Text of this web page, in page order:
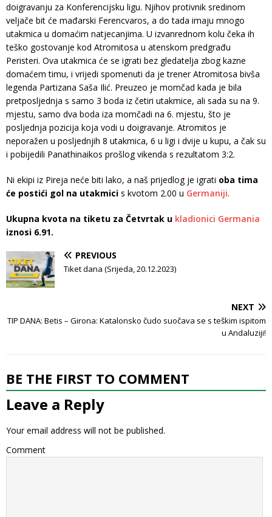
doigravanju za Konferencijsku ligu. Njihov protivnik sredinom
veljače bit će mađarski Ferencvaros, a do tada imaju mnogo
utakmica u domaćim natjecanjima. U izvanrednom kolu čeka ih
teško gostovanje kod Atromitosa u atenskom predgrađu
Peristeri. Ova utakmica će se igrati bez gledatelja zbog kazne
domaćem timu, i vrijedi spomenuti da je trener Atromitosa bivša
legenda Partizana Saša Ilić. Preuzeo je momčad kada je bila
pretposljednja s samo 3 boda iz četiri utakmice, ali sada su na 9.
mjestu, samo dva boda iza momčadi na 6. mjestu, što je
posljednja pozicija koja vodi u doigravanje. Atromitos je
neporažen u posljednjih 8 utakmica, 6 u ligi i dvije u kupu, a čak su
i pobijedili Panathinaikos prošlog vikenda s rezultatom 3:2.
Ni ekipi iz Pireja neće biti lako, a naš prijedlog je igrati oba tima
će postići gol na utakmici s kvotom 2.00 u Germaniji.
Ukupna kvota na tiketu za Četvrtak u kladionici Germania
iznosi 6.91.
PREVIOUS
Tiket dana (Srijeda, 20.12.2023)
NEXT
TIP DANA: Betis – Girona: Katalonsko čudo suočava se s teškim ispitom
u Andaluziji!
BE THE FIRST TO COMMENT
Leave a Reply
Your email address will not be published.
Comment